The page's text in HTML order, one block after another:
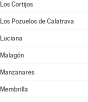
Los Cortijos
Los Pozuelos de Calatrava
Luciana
Malagón
Manzanares
Membrilla